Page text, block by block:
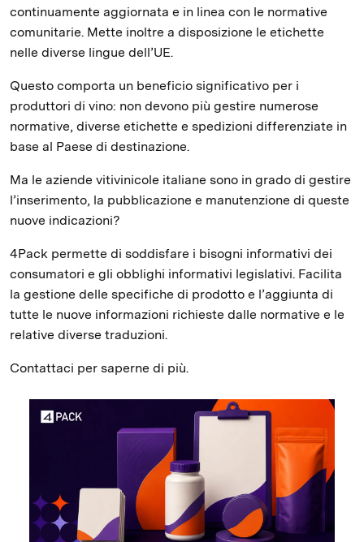
continuamente aggiornata e in linea con le normative
comunitarie. Mette inoltre a disposizione le etichette
nelle diverse lingue dell’UE.
Questo comporta un beneficio significativo per i
produttori di vino: non devono più gestire numerose
normative, diverse etichette e spedizioni differenziate in
base al Paese di destinazione.
Ma le aziende vitivinicole italiane sono in grado di gestire
l’inserimento, la pubblicazione e manutenzione di queste
nuove indicazioni?
4Pack permette di soddisfare i bisogni informativi dei
consumatori e gli obblighi informativi legislativi. Facilita
la gestione delle specifiche di prodotto e l’aggiunta di
tutte le nuove informazioni richieste dalle normative e le
relative diverse traduzioni.
Contattaci per saperne di più.